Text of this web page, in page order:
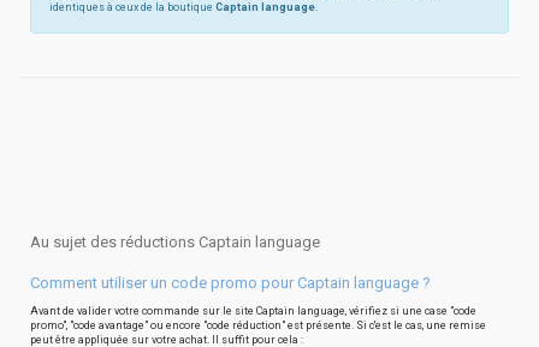
identiques à ceux de la boutique Captain language.
Au sujet des réductions Captain language
Comment utiliser un code promo pour Captain language ?
Avant de valider votre commande sur le site Captain language, vérifiez si une case "code
promo", "code avantage" ou encore "code réduction" est présente. Si c'est le cas, une remise
peut être appliquée sur votre achat. Il suffit pour cela :